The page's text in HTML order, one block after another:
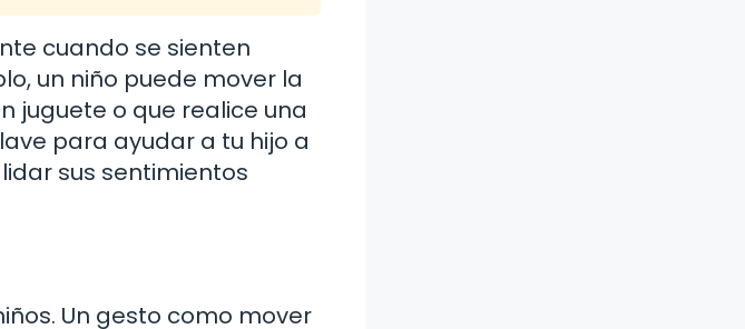
cuando se sienten
un niño puede mover la
juguete o que realice una
para ayudar a tu hijo a
sus sentimientos
Un gesto como mover